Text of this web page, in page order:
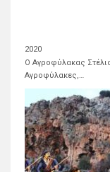
2020
Ο Αγροφύλακας
Αγροφύλακες,…